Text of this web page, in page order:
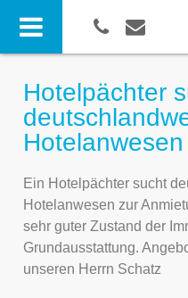
Hotelpächter
Ein Hotelpächter sucht
Hotelanwesen zur
sehr guter Zustand der
Grundausstattung.
unseren Herrn Schatz